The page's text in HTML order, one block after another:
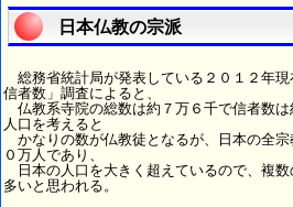
日本仏教の宗派
総務省統計局が発表している２０１２年
信者数」調査によると、
仏教系寺院の総数は約７万６千で信者数
人口を考えると
かなりの数が仏教徒となるが、日本の全宗
０万人であり、
日本の人口を大きく超えているので、複
多いと思われる。